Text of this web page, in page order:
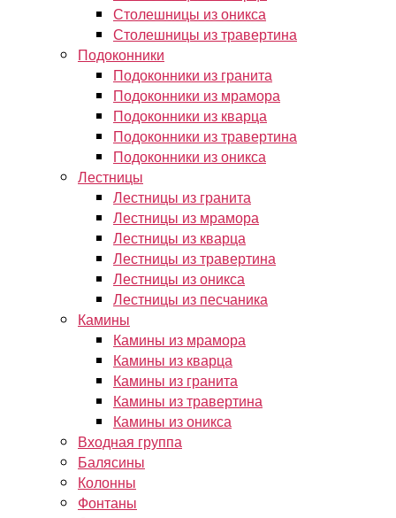
Столешницы из оникса
Столешницы из травертина
Подоконники
Подоконники из гранита
Подоконники из мрамора
Подоконники из кварца
Подоконники из травертина
Подоконники из оникса
Лестницы
Лестницы из гранита
Лестницы из мрамора
Лестницы из кварца
Лестницы из травертина
Лестницы из оникса
Лестницы из песчаника
Камины
Камины из мрамора
Камины из кварца
Камины из гранита
Камины из травертина
Камины из оникса
Входная группа
Балясины
Колонны
Фонтаны